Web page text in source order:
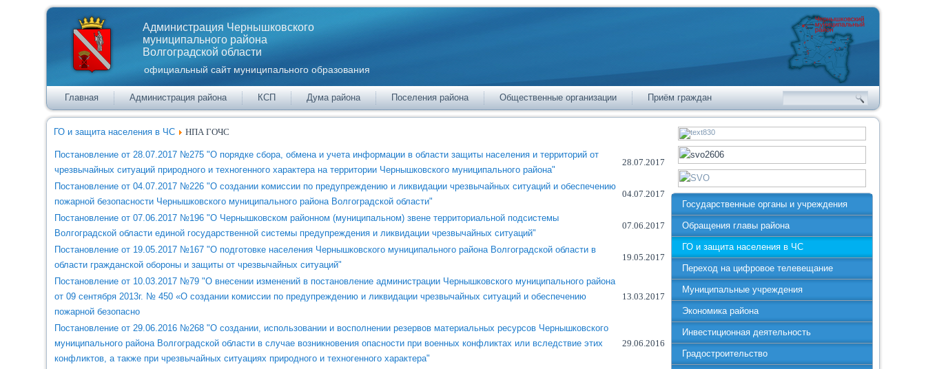
Администрация Чернышковского
муниципального района
Волгоградской области
официальный сайт муниципального образования
Главная Администрация района КСП Дума района Поселения района Общественные организации Приём граждан
ГО и защита населения в ЧС НПА ГОЧС
Постановление от 28.07.2017 №275 "О порядке сбора, обмена и учета информации в области защиты населения и территорий от
чрезвычайных ситуаций природного и техногенного характера на территории Чернышковского муниципального района"
28.07.2017
Постановление от 04.07.2017 №226 "О создании комиссии по предупреждению и ликвидации чрезвычайных ситуаций и обеспечению
пожарной безопасности Чернышковского муниципального района Волгоградской области"
04.07.2017
Постановление от 07.06.2017 №196 "О Чернышковском районном (муниципальном) звене территориальной подсистемы
Волгоградской области единой государственной системы предупреждения и ликвидации чрезвычайных ситуаций"
07.06.2017
Постановление от 19.05.2017 №167 "О подготовке населения Чернышковского муниципального района Волгоградской области в
области гражданской обороны и защиты от чрезвычайных ситуаций"
19.05.2017
Постановление от 10.03.2017 №79 "О внесении изменений в постановление администрации Чернышковского муниципального района
от 09 сентября 2013г. № 450 «О создании комиссии по предупреждению и ликвидации чрезвычайных ситуаций и обеспечению
пожарной безопасно
13.03.2017
Постановление от 29.06.2016 №268 "О создании, использовании и восполнении резервов материальных ресурсов Чернышковского
муниципального района Волгоградской области в случае возникновения опасности при военных конфликтах или вследствие этих
конфликтов, а также при чрезвычайных ситуациях природного и техногенного характера"
29.06.2016
Государственные органы и учреждения
Обращения главы района
ГО и защита населения в ЧС
Переход на цифровое телевещание
Муниципальные учреждения
Экономика района
Инвестиционная деятельность
Градостроительство